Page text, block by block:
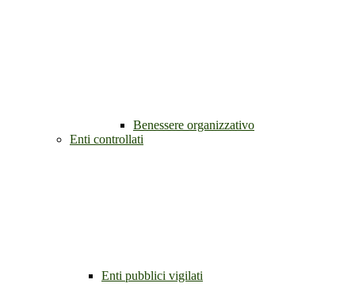
Benessere organizzativo
Enti controllati
Enti pubblici vigilati